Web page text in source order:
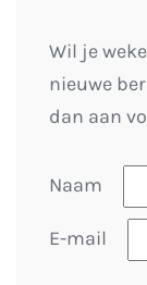
Wil je
nieuwe
dan aan
Naam
E-mail